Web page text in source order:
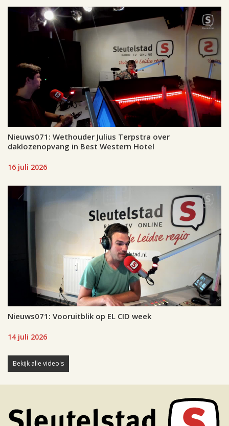
Nieuws071: Wethouder Julius Terpstra over
daklozenopvang in Best Western Hotel
16 juli 2026
Nieuws071: Vooruitblik op EL CID week
14 juli 2026
Bekijk alle video's